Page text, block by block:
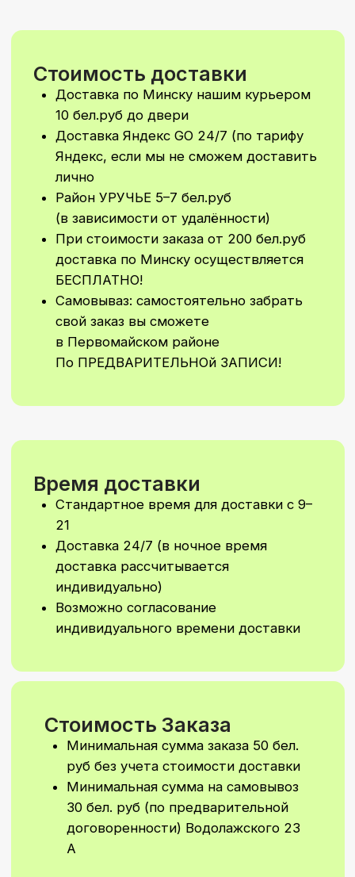
Стоимость Заказа
Минимальная сумма заказа 50 бел.
Минимальная сумма на самовывоз
30 бел. руб (по предварительной
договоренности) Водолажского 23
Время доставки
Стандартное время для доставки с 9–
Доставка 24/7 (в ночное время
индивидуально)
Возможно согласование
индивидуального времени доставки
Не увидели
подходящий
вариант?
Мы сделаем уникальное
оформление шаров или
фотозону специально для
персональный расчёт
Написать в WhatsApp
Написать в Telegram